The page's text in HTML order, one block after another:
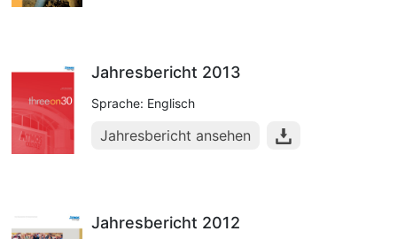
Jahresbericht 2013
Sprache: Englisch
Jahresbericht ansehen
Jahresbericht 2012